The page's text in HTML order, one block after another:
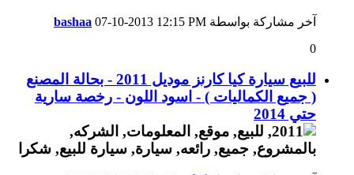
آخر مشاركة بواسطة bashaa 07-10-2013 12:15 PM
0
للبيع سيارة كيا كارنز موديل 2011 - بحالة المصنع
( جميع الكماليات ) - اسود اللون - رخصة سارية
حتي 2014